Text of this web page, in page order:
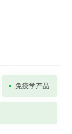
免疫学产品